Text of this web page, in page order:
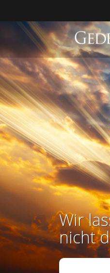
Wir
nicht